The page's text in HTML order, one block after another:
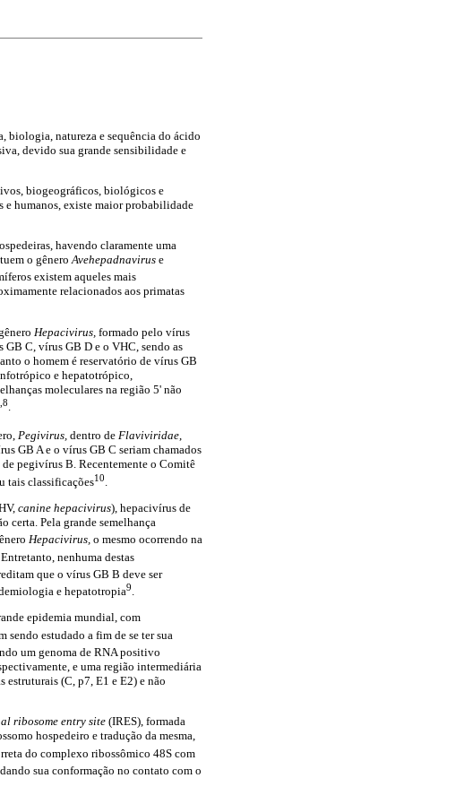
biologia, natureza e sequência do ácido
devido sua grande sensibilidade e
biogeográficos, biológicos e
humanos, existe maior probabilidade
havendo claramente uma
o gêneroAvehepadnavirus e
existem aqueles mais
relacionados aos primatas
Hepacivirus, formado pelo vírus
C, vírus GB D e o VHC, sendo as
o homem é reservatório de vírus GB
e hepatotrópico,
moleculares na região 5' não
Pegivirus, dentro de Flaviviridae,
GB A e o vírus GB C seriam chamados
pegivírus B. Recentemente o Comitê
tais classificações10
canine hepacivirus), hepacivírus de
certa. Pela grande semelhança
Hepacivirus, o mesmo ocorrendo na
. Entretanto, nenhuma destas
que o vírus GB B deve ser
e hepatotropia9.
epidemia mundial, com
sendo estudado a fim de se ter sua
um genoma de RNA positivo
e uma região intermediária
(C, p7, E1 e E2) e não
ribosome entry site (IRES), formada
hospedeiro e tradução da mesma,
do complexo ribossômico 48S com
sua conformação no contato com o